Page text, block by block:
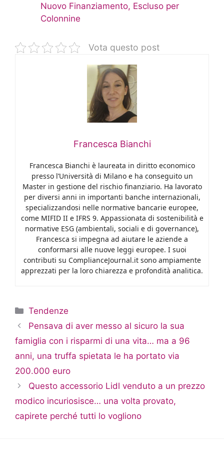
Nuovo Finanziamento, Escluso per
Colonnine
Vota questo post
Francesca Bianchi
Francesca Bianchi è laureata in diritto economico
presso l’Università di Milano e ha conseguito un
Master in gestione del rischio finanziario. Ha lavorato
per diversi anni in importanti banche internazionali,
specializzandosi nelle normative bancarie europee,
come MIFID II e IFRS 9. Appassionata di sostenibilità e
normative ESG (ambientali, sociali e di governance),
Francesca si impegna ad aiutare le aziende a
conformarsi alle nuove leggi europee. I suoi
contributi su ComplianceJournal.it sono ampiamente
apprezzati per la loro chiarezza e profondità analitica.
Categorie
Tendenze
Pensava di aver messo al sicuro la sua
famiglia con i risparmi di una vita… ma a 96
anni, una truffa spietata le ha portato via
200.000 euro
Questo accessorio Lidl venduto a un prezzo
modico incuriosisce… una volta provato,
capirete perché tutti lo vogliono